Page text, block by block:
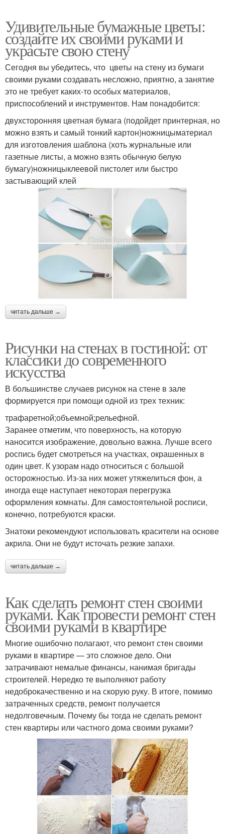
Удивительные бумажные цветы:
создайте их своими руками и
украсьте свою стену
Сегодня вы убедитесь, что цветы на стену из бумаги
своими руками создавать несложно, приятно, а занятие
это не требует каких-то особых материалов,
приспособлений и инструментов. Нам понадобится:
двухсторонняя цветная бумага (подойдет принтерная, но
можно взять и самый тонкий картон)ножницыматериал
для изготовления шаблона (хоть журнальные или
газетные листы, а можно взять обычную белую
бумагу)ножницыклеевой пистолет или быстро
застывающий клей
читать дальше →
Рисунки на стенах в гостиной: от
классики до современного
искусства
В большинстве случаев рисунок на стене в зале
формируется при помощи одной из трех техник:
трафаретной;объемной;рельефной.
Заранее отметим, что поверхность, на которую
наносится изображение, довольно важна. Лучше всего
роспись будет смотреться на участках, окрашенных в
один цвет. К узорам надо относиться с большой
осторожностью. Из-за них может утяжелиться фон, а
иногда еще наступает некоторая перегрузка
оформления комнаты. Для самостоятельной росписи,
конечно, потребуются краски.
Знатоки рекомендуют использовать красители на основе
акрила. Они не будут источать резкие запахи.
читать дальше →
Как сделать ремонт стен своими
руками. Как провести ремонт стен
своими руками в квартире
Многие ошибочно полагают, что ремонт стен своими
руками в квартире — это сложное дело. Они
затрачивают немалые финансы, нанимая бригады
строителей. Нередко те выполняют работу
недоброкачественно и на скорую руку. В итоге, помимо
затраченных средств, ремонт получается
недолговечным. Почему бы тогда не сделать ремонт
стен квартиры или частного дома своими руками?